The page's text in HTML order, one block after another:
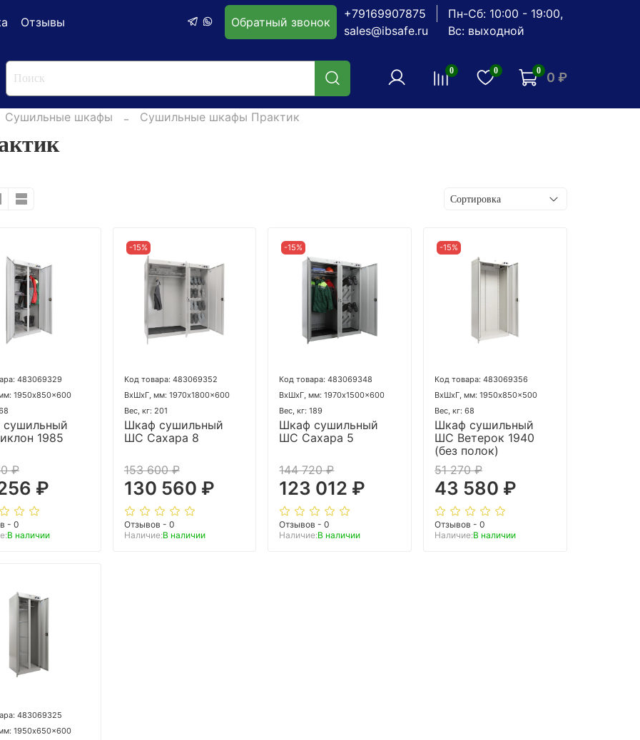
Отзывы Обратный звонок
+79169907875
sales@ibsafe.ru
Пн-Сб: 10:00 - 19:00,
Вс: выходной
0 0 0 0 ₽
Cушильные шкафы Сушильные шкафы Практик
483069329
1950x850x600
1985
₽
₽
- 0
В наличии
-15%
Код товара: 483069352
ВхШхГ, мм: 1970x1800x600
Вес, кг: 201
Шкаф сушильный
ШС Сахара 8
153 600 ₽
130 560 ₽
Отзывов - 0
Наличие:В наличии
-15%
Код товара: 483069348
ВхШхГ, мм: 1970x1500x600
Вес, кг: 189
Шкаф сушильный
ШС Сахара 5
144 720 ₽
123 012 ₽
Отзывов - 0
Наличие:В наличии
-15%
Код товара: 483069356
ВхШхГ, мм: 1950x850x500
Вес, кг: 68
Шкаф сушильный
ШС Ветерок 1940
(без полок)
51 270 ₽
43 580 ₽
Отзывов - 0
Наличие:В наличии
483069325
1950x650x600